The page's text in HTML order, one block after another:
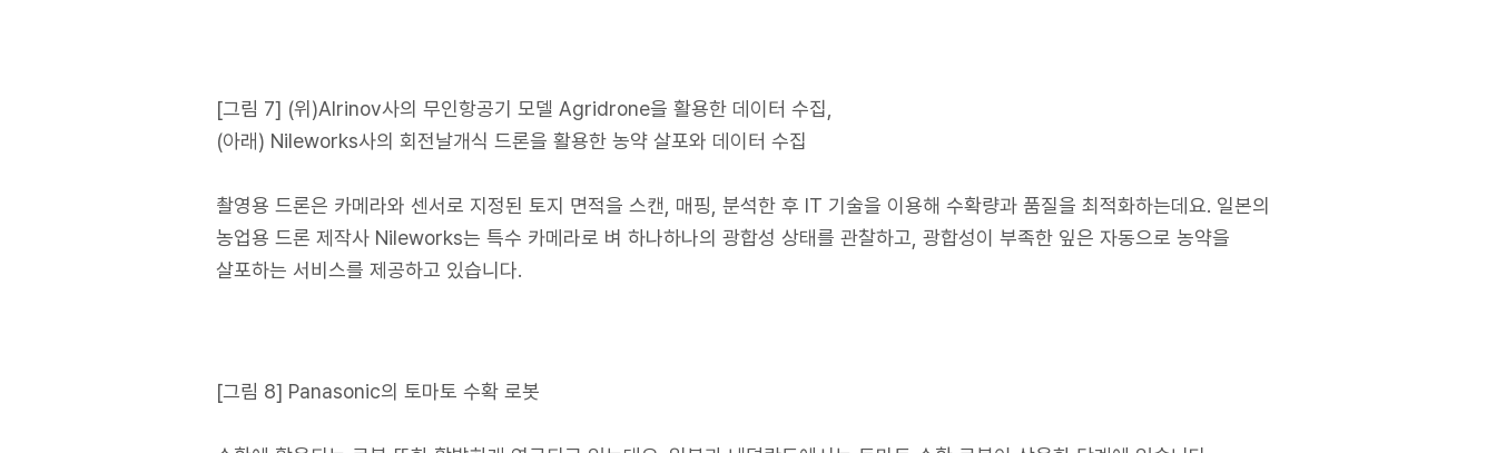
[그림 7] (위)AIrinov사의 무인항공기 모델 Agridrone을 활용한 데이터 수집,
(아래) Nileworks사의 회전날개식 드론을 활용한 농약 살포와 데이터 수집
촬영용 드론은 카메라와 센서로 지정된 토지 면적을 스캔, 매핑, 분석한 후 IT 기술을 이용해 수확량과 품질을 최적화하는데요. 일본의
농업용 드론 제작사 Nileworks는 특수 카메라로 벼 하나하나의 광합성 상태를 관찰하고, 광합성이 부족한 잎은 자동으로 농약을
살포하는 서비스를 제공하고 있습니다.
[그림 8] Panasonic의 토마토 수확 로봇